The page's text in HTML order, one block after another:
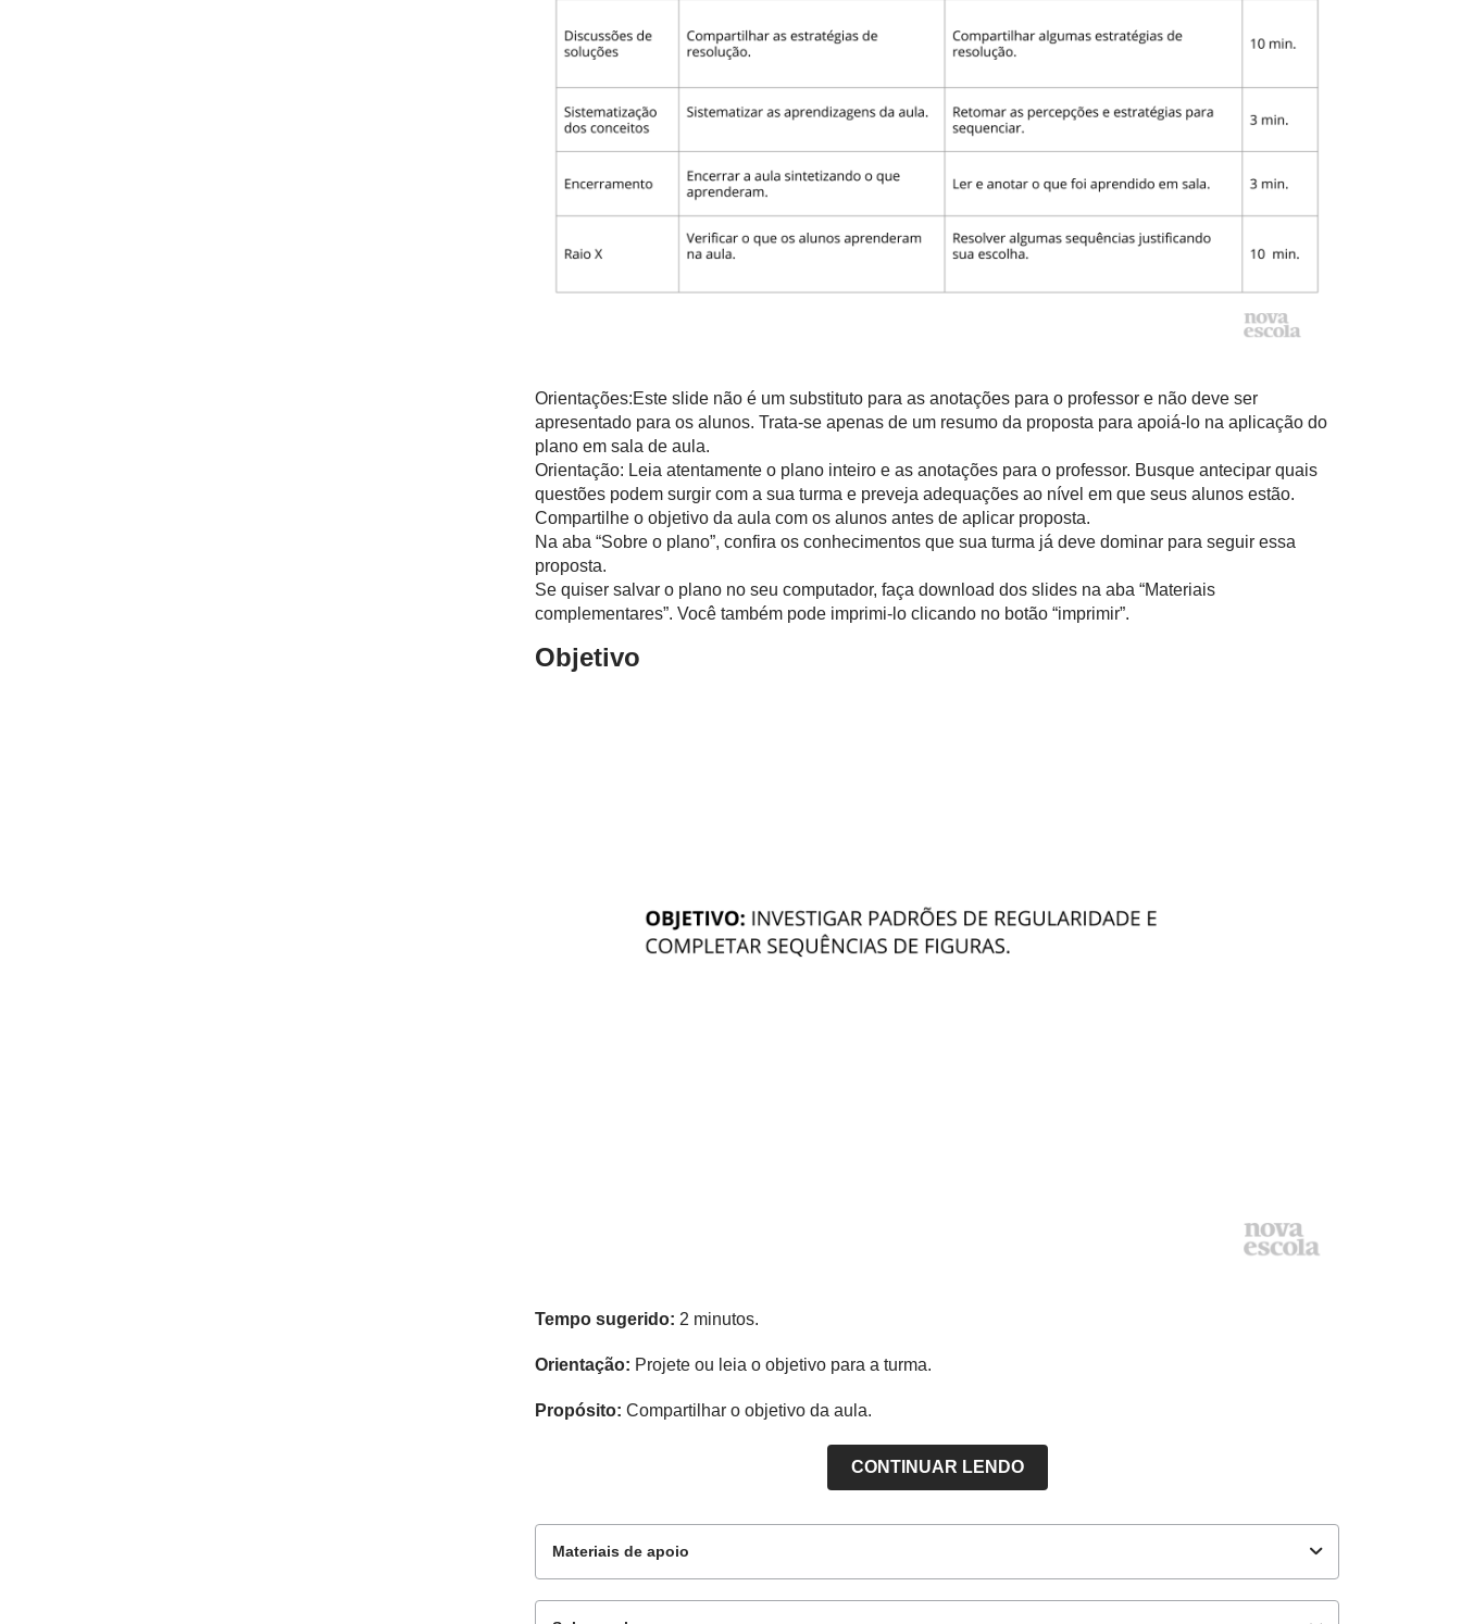
Orientações:Este slide não é um substituto para as anotações para o professor e não deve ser
apresentado para os alunos. Trata-se apenas de um resumo da proposta para apoiá-lo na aplicação do
plano em sala de aula.
Orientação: Leia atentamente o plano inteiro e as anotações para o professor. Busque antecipar quais
questões podem surgir com a sua turma e preveja adequações ao nível em que seus alunos estão.
Compartilhe o objetivo da aula com os alunos antes de aplicar proposta.
Na aba “Sobre o plano”, confira os conhecimentos que sua turma já deve dominar para seguir essa
proposta.
Se quiser salvar o plano no seu computador, faça download dos slides na aba “Materiais
complementares”. Você também pode imprimi-lo clicando no botão “imprimir”.
Objetivo
Tempo sugerido: 2 minutos.
Orientação: Projete ou leia o objetivo para a turma.
Propósito: Compartilhar o objetivo da aula.
CONTINUAR LENDO
Materiais de apoio